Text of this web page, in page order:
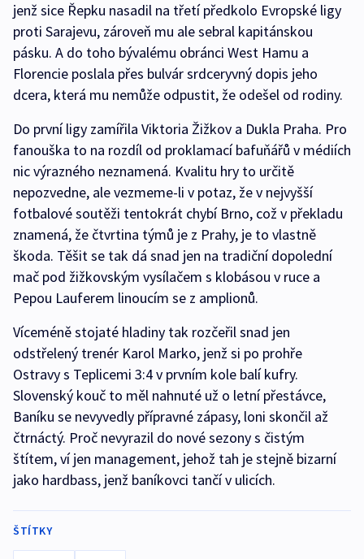
jenž sice Řepku nasadil na třetí předkolo Evropské ligy
proti Sarajevu, zároveň mu ale sebral kapitánskou
pásku. A do toho bývalému obránci West Hamu a
Florencie poslala přes bulvár srdceryvný dopis jeho
dcera, která mu nemůže odpustit, že odešel od rodiny.
Do první ligy zamířila Viktoria Žižkov a Dukla Praha. Pro
fanouška to na rozdíl od proklamací bafuňářů v médiích
nic výrazného neznamená. Kvalitu hry to určitě
nepozvedne, ale vezmeme-li v potaz, že v nejvyšší
fotbalové soutěži tentokrát chybí Brno, což v překladu
znamená, že čtvrtina týmů je z Prahy, je to vlastně
škoda. Těšit se tak dá snad jen na tradiční dopolední
mač pod žižkovským vysílačem s klobásou v ruce a
Pepou Lauferem linoucím se z amplionů.
Víceméně stojaté hladiny tak rozčeřil snad jen
odstřelený trenér Karol Marko, jenž si po prohře
Ostravy s Teplicemi 3:4 v prvním kole balí kufry.
Slovenský kouč to měl nahnuté už o letní přestávce,
Baníku se nevyvedly přípravné zápasy, loni skončil až
čtrnáctý. Proč nevyrazil do nové sezony s čistým
štítem, ví jen management, jehož tah je stejně bizarní
jako hardbass, jenž baníkovci tančí v ulicích.
ŠTÍTKY